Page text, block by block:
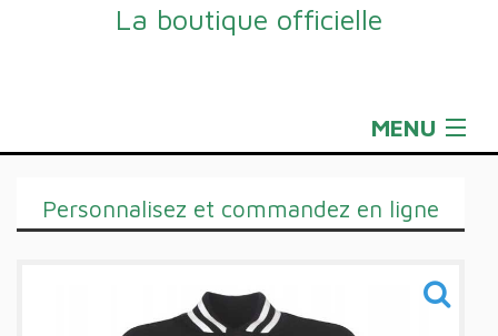
La boutique officielle
MENU
Training
Informations
Personnalisez et commandez en ligne